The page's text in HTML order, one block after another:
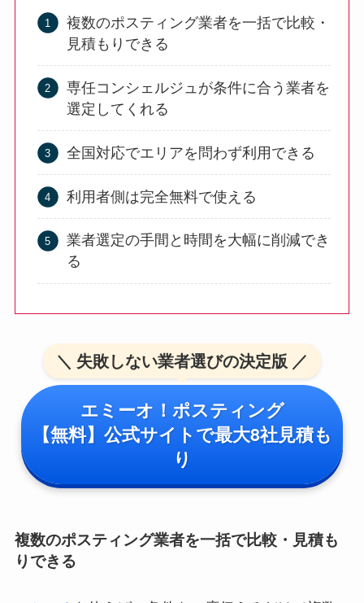
複数のポスティング業者を一括で比較・
見積もりできる
専任コンシェルジュが条件に合う業者を
選定してくれる
全国対応でエリアを問わず利用できる
利用者側は完全無料で使える
業者選定の手間と時間を大幅に削減でき
る
＼ 失敗しない業者選びの決定版 ／
エミーオ！ポスティング
【無料】公式サイトで最大8社見積も
り
複数のポスティング業者を一括で比較・見積も
りできる